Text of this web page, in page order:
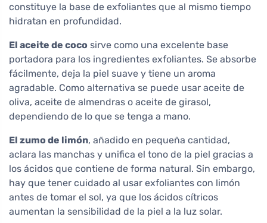
constituye la base de exfoliantes que al mismo tiempo
hidratan en profundidad.
El aceite de coco sirve como una excelente base
portadora para los ingredientes exfoliantes. Se absorbe
fácilmente, deja la piel suave y tiene un aroma
agradable. Como alternativa se puede usar aceite de
oliva, aceite de almendras o aceite de girasol,
dependiendo de lo que se tenga a mano.
El zumo de limón, añadido en pequeña cantidad,
aclara las manchas y unifica el tono de la piel gracias a
los ácidos que contiene de forma natural. Sin embargo,
hay que tener cuidado al usar exfoliantes con limón
antes de tomar el sol, ya que los ácidos cítricos
aumentan la sensibilidad de la piel a la luz solar.